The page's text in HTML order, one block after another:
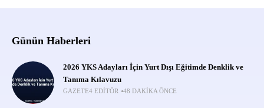
Günün Haberleri
2026 YKS Adayları İçin Yurt Dışı Eğitimde Denklik ve
Tanıma Kılavuzu
GAZETE4 EDITÖR 48 DAKIKA ÖNCE